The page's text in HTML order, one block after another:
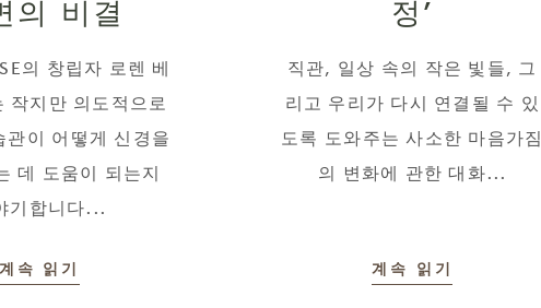
의 비결
의 창립자 로렌 베
작지만 의도적으로
관이 어떻게 신경을
데 도움이 되는지
기합니다...
계속 읽기
정’
직관, 일상 속의 작은 빛들, 그
리고 우리가 다시 연결될 수 있
도록 도와주는 사소한 마음가짐
의 변화에 관한 대화...
계속 읽기